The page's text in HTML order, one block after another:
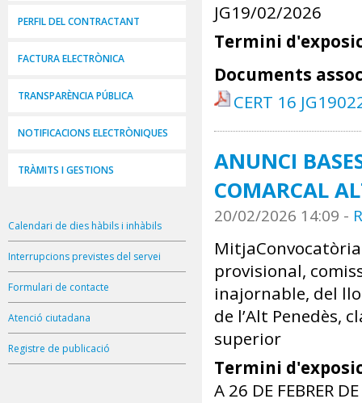
PERFIL DEL CONTRACTANT
FACTURA ELECTRÒNICA
TRANSPARÈNCIA PÚBLICA
NOTIFICACIONS ELECTRÒNIQUES
TRÀMITS I GESTIONS
Calendari de dies hàbils i inhàbils
Interrupcions previstes del servei
Formulari de contacte
Atenció ciutadana
Registre de publicació
JG19/02/2026
Termini
Documents
CERT 16
ANUNCI
COMARCAL
20/02/2026 14:09 -
provisional,
inajornable, del
de l’Alt Penedès,
superior
Termini
A 26 DE FEBRER